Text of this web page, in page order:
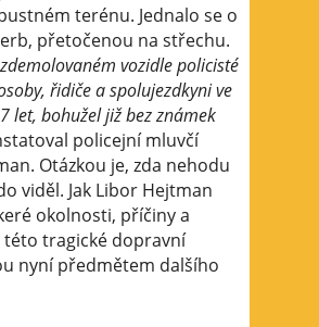
terénu. Jednalo se o
přetočenou na střechu.
vozidle policisté
řidiče a spolujezdkyni ve
let, bohužel již bez známek
policejní mluvčí
Otázkou je, zda nehodu
viděl. Jak Libor Hejtman
okolnosti, příčiny a
tragické dopravní
nyní předmětem dalšího